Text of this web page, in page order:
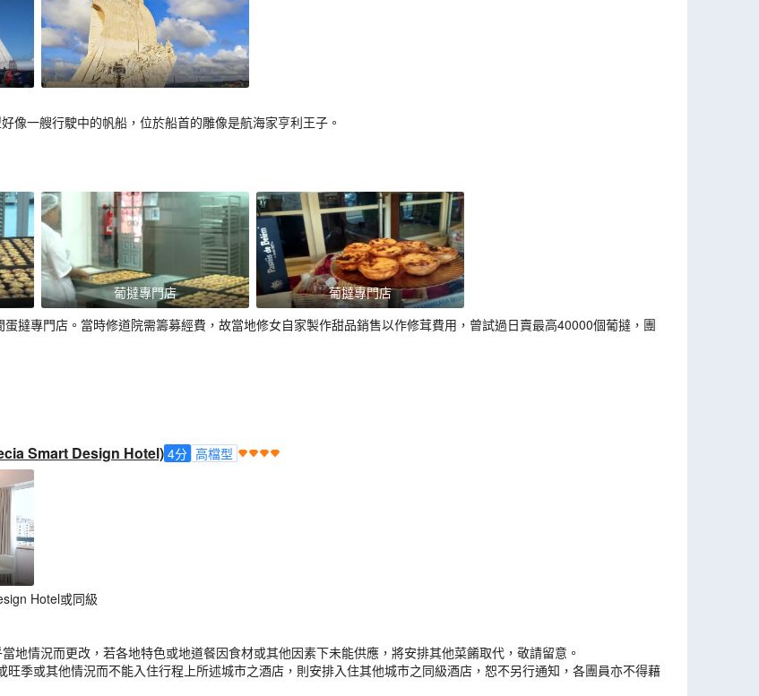
像一艘行駛中的帆船，位於船首的雕像是航海家亨利王子。
葡撻專門店
葡撻專門店
撻專門店。當時修道院需籌募經費，故當地修女自家製作甜品銷售以作修茸費用，曾試過日賣最高40000個葡撻，團
Smart Design Hotel) 4分 高檔型
Hotel或同級
地情況而更改，若各地特色或地道餐因食材或其他因素下未能供應，將安排其他菜餚取代，敬請留意。
旺季或其他情況而不能入住行程上所述城市之酒店，則安排入住其他城市之同級酒店，恕不另行通知，各團員亦不得藉